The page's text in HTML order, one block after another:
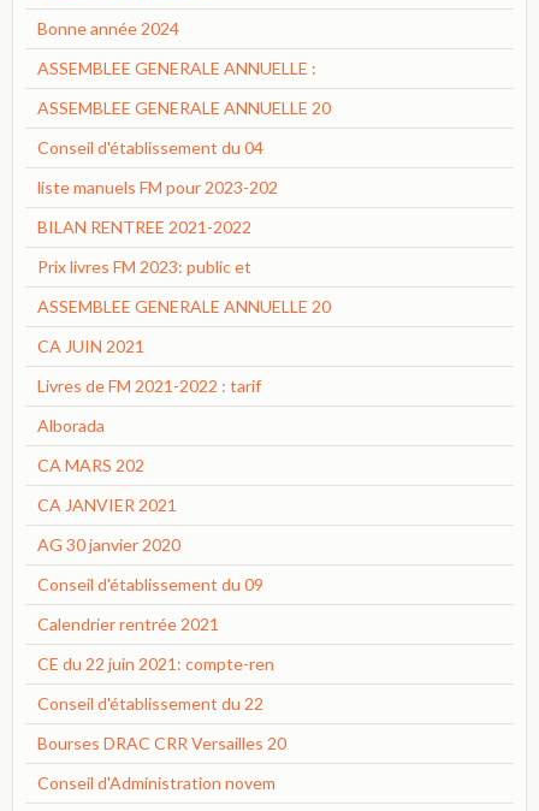
Bonne année 2024
ASSEMBLEE GENERALE ANNUELLE :
ASSEMBLEE GENERALE ANNUELLE 20
Conseil d'établissement du 04
liste manuels FM pour 2023-202
BILAN RENTREE 2021-2022
Prix livres FM 2023: public et
ASSEMBLEE GENERALE ANNUELLE 20
CA JUIN 2021
Livres de FM 2021-2022 : tarif
Alborada
CA MARS 202
CA JANVIER 2021
AG 30 janvier 2020
Conseil d'établissement du 09
Calendrier rentrée 2021
CE du 22 juin 2021: compte-ren
Conseil d'établissement du 22
Bourses DRAC CRR Versailles 20
Conseil d'Administration novem